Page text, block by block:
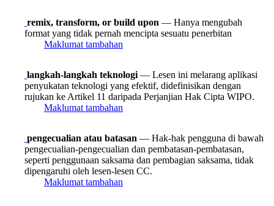
remix, transform, or build upon — Hanya mengubah
format yang tidak pernah mencipta sesuatu penerbitan
Maklumat tambahan
langkah-langkah teknologi — Lesen ini melarang aplikasi
penyukatan teknologi yang efektif, didefinisikan dengan
rujukan ke Artikel 11 daripada Perjanjian Hak Cipta WIPO.
Maklumat tambahan
pengecualian atau batasan — Hak-hak pengguna di bawah
pengecualian-pengecualian dan pembatasan-pembatasan,
seperti penggunaan saksama dan pembagian saksama, tidak
dipengaruhi oleh lesen-lesen CC.
Maklumat tambahan